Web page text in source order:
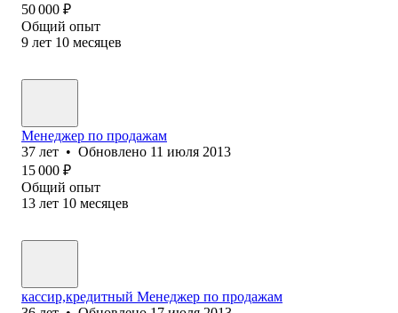
50 000 ₽
Общий опыт
9 лет 10 месяцев
Менеджер по продажам
37 лет • Обновлено 11 июля 2013
15 000 ₽
Общий опыт
13 лет 10 месяцев
кассир,кредитный Менеджер по продажам